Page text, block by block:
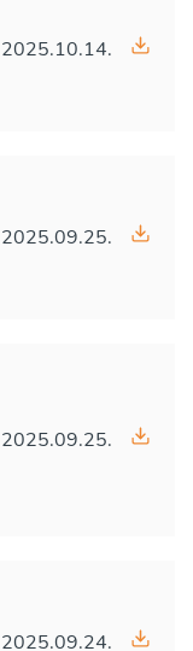
2025.10.14.
2025.09.25.
2025.09.25.
2025.09.24.